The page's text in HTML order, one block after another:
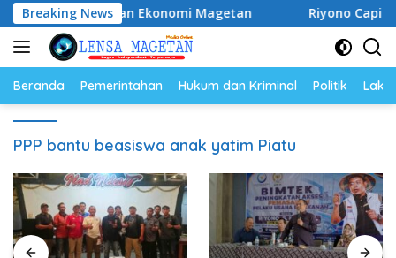
Langsung
ke
konten
Breaking News
Gerakkan Ekonomi Magetan Riyono Caping Nobar
Beranda Pemerintahan Hukum dan Kriminal Politik
PPP bantu beasiswa anak yatim Piatu